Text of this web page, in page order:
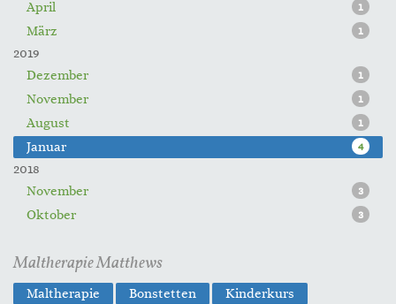
April 1
März 1
2019
Dezember
1
November 1
August 1
Januar 4
2018
November
3
Oktober 3
Maltherapie Matthews
Maltherapie Bonstetten
Kinderkurs